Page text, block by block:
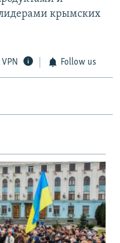
крымских
Follow us